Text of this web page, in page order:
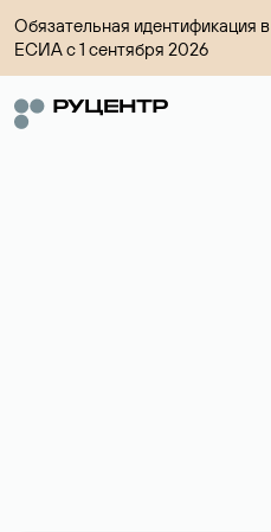
Обязательная идентификация в
ЕСИА с 1 сентября 2026